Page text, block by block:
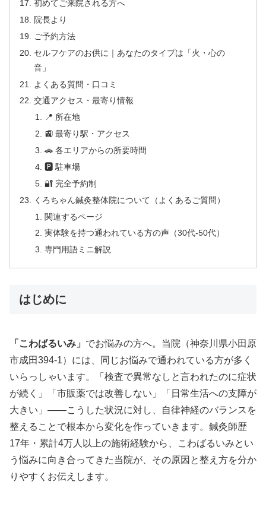
初めてご来院される方へ
院長より
ご予約方法
セルフケアのお供に｜あなたのタイプは「火・心の
音」
よくある質問・口コミ
交通アクセス・最寄り情報
📍 所在地
🚉 最寄り駅・アクセス
🚗 各エリアからの所要時間
🅿 駐車場
🔐 完全予約制
くろちゃん鍼灸整体院について（よくあるご質問）
関連するページ
実体験を持つ通われている方の声（30代-50代）
専門用語ミニ解説
はじめに
「こわばるいみ」 でお悩みの方へ。当院（神奈川県小田原
市成田394-1）には、同じお悩みで通われている方が多く
いらっしゃいます。「検査で異常なしと言われたのに症状
が続く」「市販薬では改善しない」「日常生活への支障が
大きい」——こうした状況に対し、自律神経のバランスを
整えることで根本から変化を作っていきます。鍼灸師歴
17年・累計4万人以上の施術経験から、こわばるいみとい
う悩みに向き合ってきた当院が、その原因と整え方を分か
りやすくお伝えします。